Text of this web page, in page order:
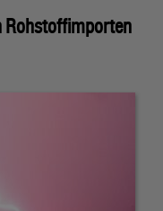
Rohstoffimporten